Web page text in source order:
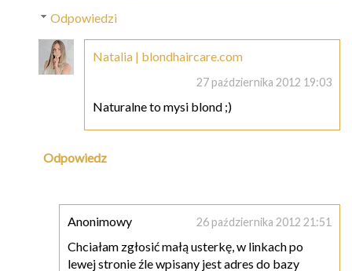
Odpowiedzi
Natalia | blondhaircare.com
27 października 2012 19:03
Naturalne to mysi blond ;)
Odpowiedz
Anonimowy 26 października 2012 21:51
Chciałam zgłosić małą usterkę, w linkach po
lewej stronie źle wpisany jest adres do bazy